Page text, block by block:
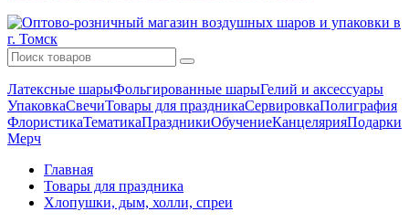
Латексные шарыФольгированные шарыГелий и аксессуары
УпаковкаСвечиТовары для праздникаСервировкаПолиграфия
ФлористикаТематикаПраздникиОбучениеКанцелярияПодарки
Мерч
Главная
Товары для праздника
Хлопушки, дым, холли, спреи